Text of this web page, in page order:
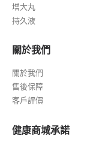
增大丸
持久液
關於我們
關於我們
售後保障
客戶評價
健康商城承諾